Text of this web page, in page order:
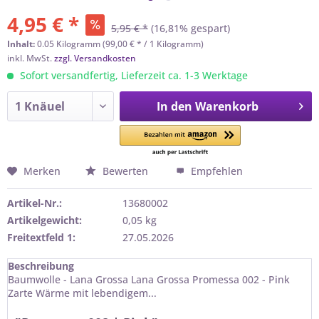
4,95 € * 5,95 € * (16,81% gespart)
Inhalt:0.05 Kilogramm (99,00 € * / 1 Kilogramm)
inkl. MwSt.zzgl. Versandkosten
Sofort versandfertig, Lieferzeit ca. 1-3 Werktage
In den Warenkorb
Merken Bewerten Empfehlen
Artikel-Nr.:
13680002
Artikelgewicht:
0,05 kg
Freitextfeld 1:
27.05.2026
Beschreibung
Baumwolle - Lana Grossa Lana Grossa Promessa 002 - Pink
Zarte Wärme mit lebendigem...